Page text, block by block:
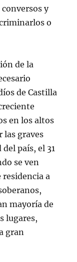
y
o
de la
de Castilla
en los altos
las graves
país, el 31
se ven
residencia a
mayoría de
lugares,
gran